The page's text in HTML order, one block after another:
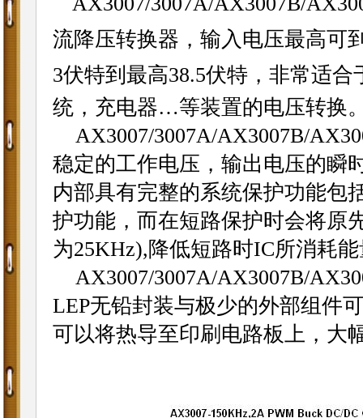
流降压转换器，输入电压最高可
3伏特到最高38.5伏特，非常适合
统，充电器…等装置的电压转换
AX3007/3007A/AX3007B/AX
稳定的工作电压，输出电压的瞬
内部具有完整的系统保护功能包
护功能，而在短路保护时会将原
为25KHz),降低短路时IC所消耗
AX3007/3007A/AX3007B/AX
LEP无铅封装与极少的外部组件
可以将热导至印刷电路板上，大